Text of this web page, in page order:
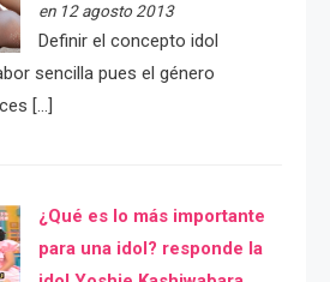
en 12 agosto 2013
Definir el concepto idol
sencilla pues el género
[…]
¿Qué es lo más importante
para una idol? responde la